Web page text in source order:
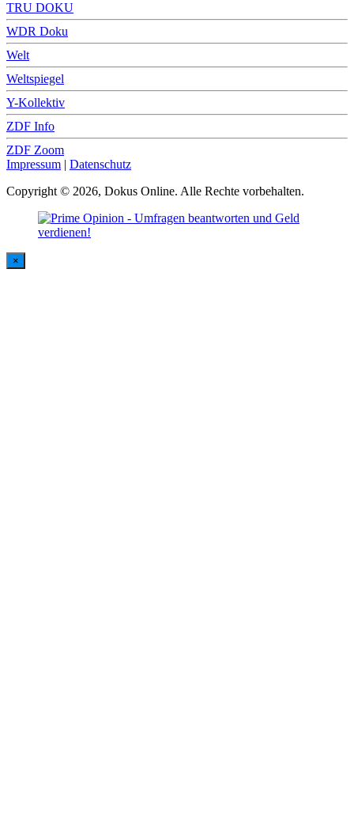
TRU DOKU
WDR Doku
Welt
Weltspiegel
Y-Kollektiv
ZDF Info
ZDF Zoom
Impressum | Datenschutz
Copyright © 2026, Dokus Online. Alle Rechte vorbehalten.
×